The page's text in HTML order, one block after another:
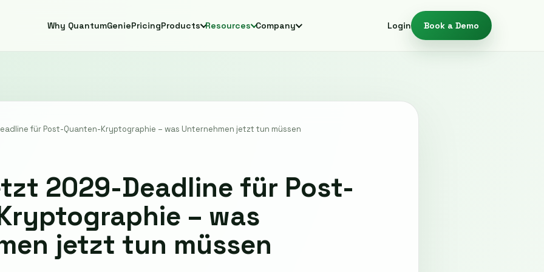
Why QuantumGeniePricingProducts Resources Company Login Book a Demo
für Post-Quanten-Kryptographie – was Unternehmen jetzt tun müssen
2029-Deadline für Post-
– was
jetzt tun müssen